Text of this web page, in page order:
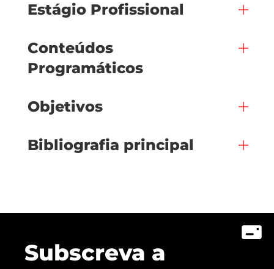
Estágio Profissional
Conteúdos
Programáticos
Objetivos
Bibliografia principal
Subscreva a